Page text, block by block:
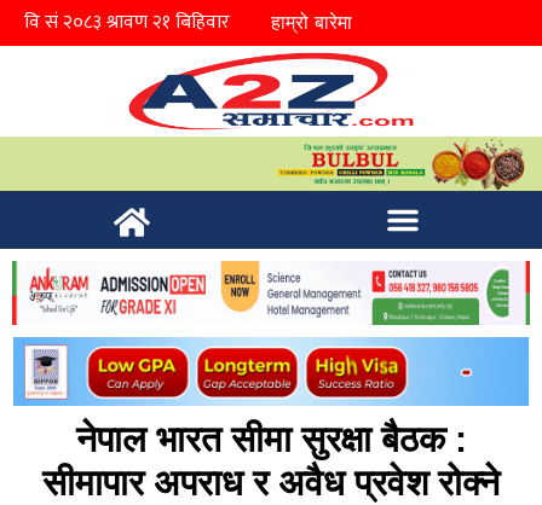
हाम्रो बारेमा
नेपाल भारत सीमा सुरक्षा बैठक :
सीमापार अपराध र अवैध प्रवेश रोक्ने